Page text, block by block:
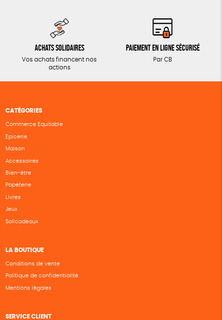
Achats solidaires
Vos achats financent nos
actions
Paiement en ligne sécurisé
Par CB
CATÉGORIES
Commerce Equitable
Epicerie
Maison
Accessoires
Bien-être
Papeterie
Livres
Jeux
Solicadeaux
LA BOUTIQUE
Conditions de vente
Politique de confidentialité
Mentions légales
SERVICE CLIENT